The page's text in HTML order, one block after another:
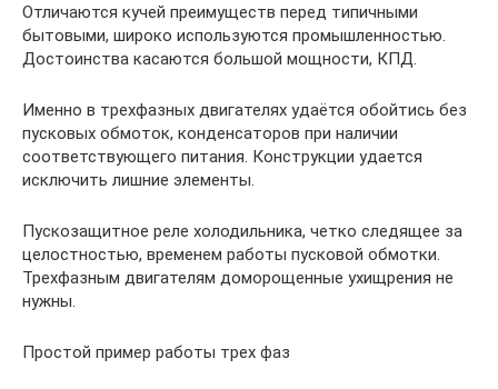
Отличаются кучей преимуществ перед типичными
бытовыми, широко используются промышленностью.
Достоинства касаются большой мощности, КПД.
Именно в трехфазных двигателях удаётся обойтись без
пусковых обмоток, конденсаторов при наличии
соответствующего питания. Конструкции удается
исключить лишние элементы.
Пускозащитное реле холодильника, четко следящее за
целостностью, временем работы пусковой обмотки.
Трехфазным двигателям доморощенные ухищрения не
нужны.
Простой пример работы трех фаз